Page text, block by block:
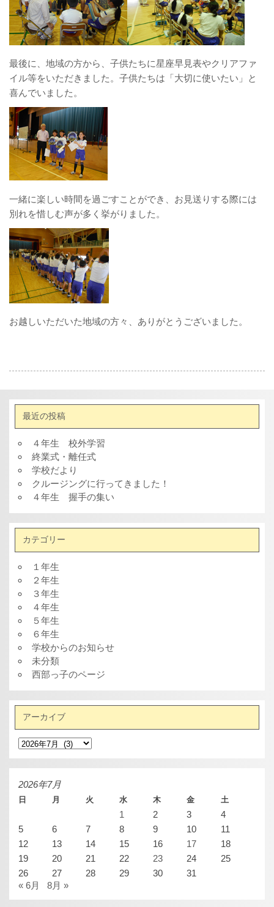
最後に、地域の方から、子供たちに星座早見表やクリアファ
イル等をいただきました。子供たちは「大切に使いたい」と
喜んでいました。
一緒に楽しい時間を過ごすことができ、お見送りする際には
別れを惜しむ声が多く挙がりました。
お越しいただいた地域の方々、ありがとうございました。
最近の投稿
４年生 校外学習
終業式・離任式
学校だより
クルージングに行ってきました！
４年生 握手の集い
カテゴリー
１年生
２年生
３年生
４年生
５年生
６年生
学校からのお知らせ
未分類
西部っ子のページ
アーカイブ
ア
ー
カ
イ
2026年7月
日 月 火 水 木 金 土
1 2 3
4
5
6 7 8 9 10
11
12
13 14 15 16 17
18
19
20 21 22 23 24
25
26
27 28 29 30
31
« 6月
8月 »